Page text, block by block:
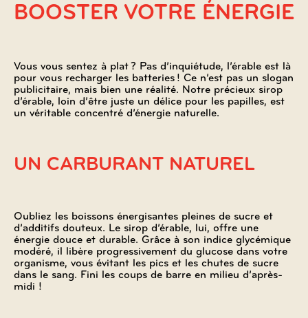
BOOSTER VOTRE ÉNERGIE
Vous vous sentez à plat ? Pas d’inquiétude, l’érable est là
pour vous recharger les batteries ! Ce n’est pas un slogan
publicitaire, mais bien une réalité. Notre précieux sirop
d’érable, loin d’être juste un délice pour les papilles, est
un véritable concentré d’énergie naturelle.
UN CARBURANT NATUREL
Oubliez les boissons énergisantes pleines de sucre et
d’additifs douteux. Le sirop d’érable, lui, offre une
énergie douce et durable. Grâce à son indice glycémique
modéré, il libère progressivement du glucose dans votre
organisme, vous évitant les pics et les chutes de sucre
dans le sang. Fini les coups de barre en milieu d’après-
midi !